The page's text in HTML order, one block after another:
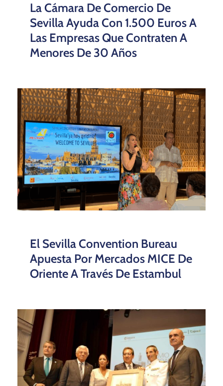
La Cámara De Comercio De
Sevilla Ayuda Con 1.500 Euros A
Las Empresas Que Contraten A
Menores De 30 Años
El Sevilla Convention Bureau
Apuesta Por Mercados MICE De
Oriente A Través De Estambul